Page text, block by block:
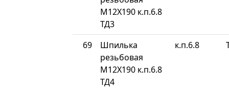
М12Х190 к.п.6.8
ТД3
69
Шпилька
резьбовая
М12Х190 к.п.6.8
ТД4
к.п.6.8